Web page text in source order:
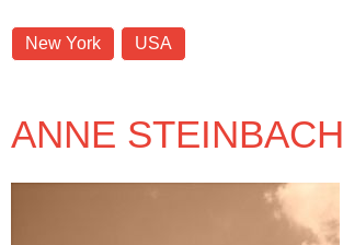
New York USA
ANNE STEINBACH